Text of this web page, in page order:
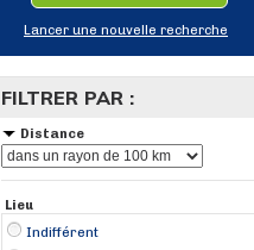
Lancer une nouvelle recherche
FILTRER PAR :
Distance
Lieu
Indifférent